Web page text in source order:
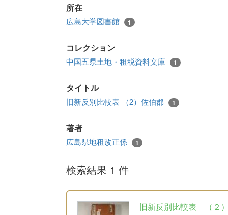
所在
広島大学図書館 1
コレクション
中国五県土地・租税資料文庫 1
タイトル
旧新反別比較表 （2）佐伯郡 1
著者
広島県地租改正係 1
検索結果 1 件
旧新反別比較表 （２